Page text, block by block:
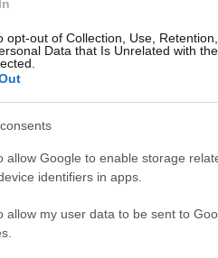
opt-out of Collection, Use,
Data that Is Unrelated with
allow Google to enable storage
identifiers in apps.
allow my user data to be sent to
Υπηρεσία, την 1η
ανερχόταν σε 8.451.860
άνθρωποι, ήταν
του 2012, υπήρξε αύξηση
διατυπώνονται κατά
ενδεικτικές για το
και την
προβλημάτων, όπως